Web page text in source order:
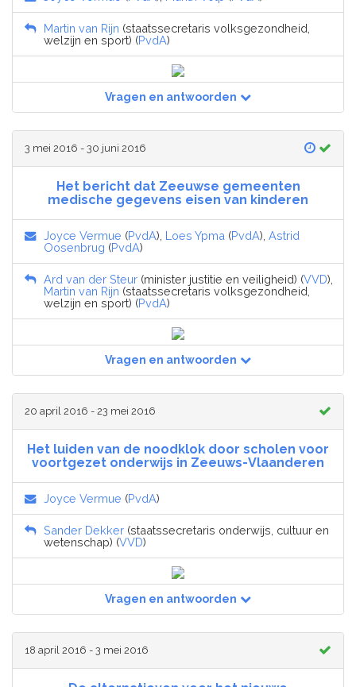
Martin van Rijn (staatssecretaris volksgezondheid,
welzijn en sport) (PvdA)
Vragen en antwoorden
3 mei 2016 - 30 juni 2016
Het bericht dat Zeeuwse gemeenten
medische gegevens eisen van kinderen
Joyce Vermue (PvdA), Loes Ypma (PvdA), Astrid
Oosenbrug (PvdA)
Ard van der Steur (minister justitie en veiligheid) (VVD),
Martin van Rijn (staatssecretaris volksgezondheid,
welzijn en sport) (PvdA)
Vragen en antwoorden
20 april 2016 - 23 mei 2016
Het luiden van de noodklok door scholen voor
voortgezet onderwijs in Zeeuws-Vlaanderen
Joyce Vermue (PvdA)
Sander Dekker (staatssecretaris onderwijs, cultuur en
wetenschap) (VVD)
Vragen en antwoorden
18 april 2016 - 3 mei 2016